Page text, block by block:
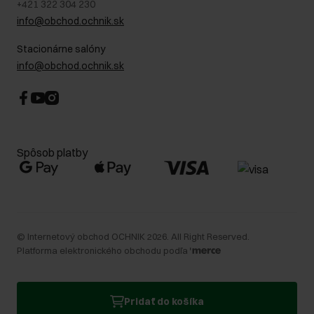
Pridať do košíka
+421 322 304 230
info@obchod.ochnik.sk
Stacionárne salóny
info@obchod.ochnik.sk
Spôsob platby
© Internetový obchod OCHNIK 2026 . All Right Reserved.
Platforma elektronického obchodu podľa